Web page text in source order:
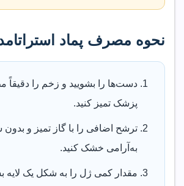
نحوه مصرف پماد
دست‌ها را بشویید و زخم را دقیقاً
پزشک تمیز کنید.
ترشح اضافی را با گاز تمیز و
به‌آرامی خشک کنید.
مقدار کمی ژل را به شکل یک لایه